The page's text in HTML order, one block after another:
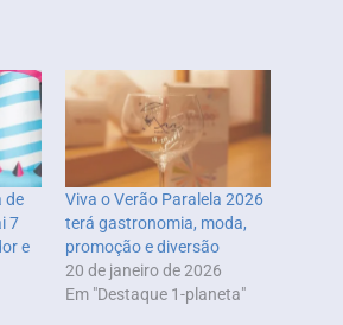
de
7
e
Viva o Verão Paralela 2026
terá gastronomia, moda,
promoção e diversão
20 de janeiro de 2026
Em "Destaque 1-planeta"